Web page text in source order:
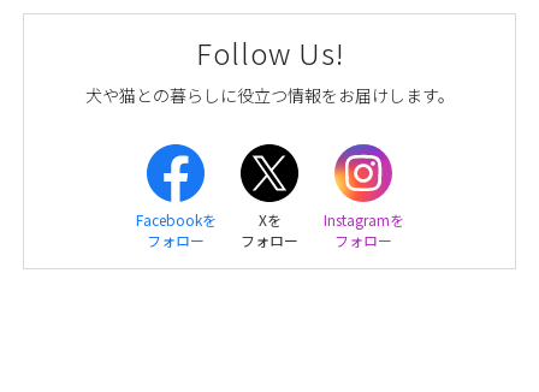
Follow Us!
犬や猫との暮らしに役立つ情報をお届けします。
Facebookを
フォロー
Xを
フォロー
Instagramを
フォロー